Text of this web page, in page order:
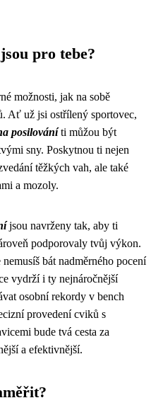
pro tebe?
možnosti, jak na sobě
Ať už jsi ostřílený sportovec,
posilováníti můžou být
sny. Poskytnou ti nejen
těžkých vah, ale také
a mozoly.
jsou navrženy tak, aby ti
podporovaly tvůj výkon.
bát nadměrného pocení
vydrží i ty nejnáročnější
osobní rekordy v bench
provedení cviků s
bude tvá cesta za
a efektivnější.